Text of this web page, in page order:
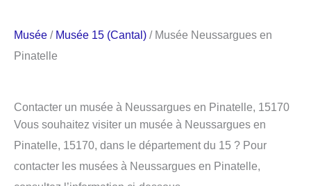
Musée / Musée 15 (Cantal) / Musée Neussargues en
Pinatelle
Contacter un musée à Neussargues en Pinatelle, 15170
Vous souhaitez visiter un musée à Neussargues en
Pinatelle, 15170, dans le département du 15 ? Pour
contacter les musées à Neussargues en Pinatelle,